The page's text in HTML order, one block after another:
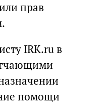
прав
IRK.ru в
помощи